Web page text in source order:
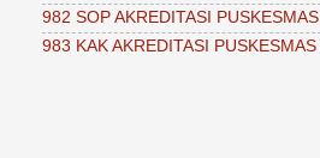
982 SOP AKREDITASI PUSKESMAS
983 KAK AKREDITASI PUSKESMAS